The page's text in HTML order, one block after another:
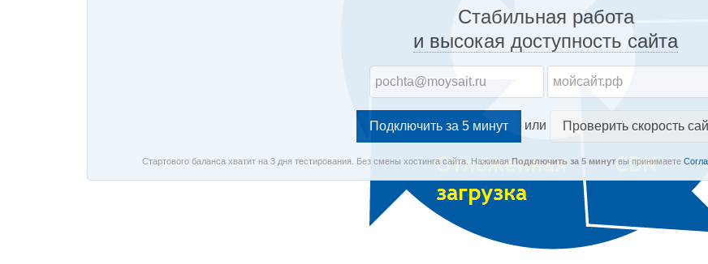
Стабильная работа
и высокая доступность сайта
или Проверить скорость
Стартового баланса хватит на 3 дня тестирования. Без смены хостинга сайта. Нажимая Подключить за 5 минутвы принимаете